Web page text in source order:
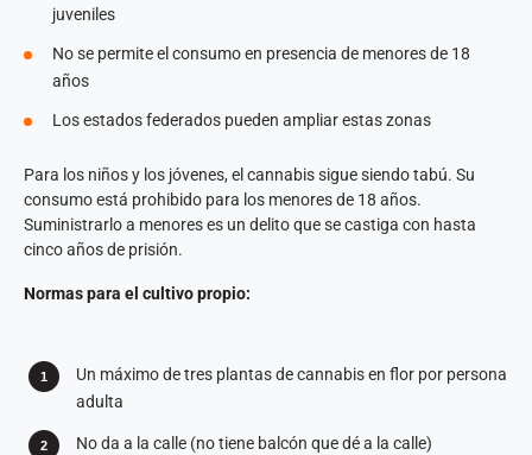
juveniles
No se permite el consumo en presencia de menores de 18
años
Los estados federados pueden ampliar estas zonas
Para los niños y los jóvenes, el cannabis sigue siendo tabú. Su
consumo está prohibido para los menores de 18 años.
Suministrarlo a menores es un delito que se castiga con hasta
cinco años de prisión.
Normas para el cultivo propio:
Un máximo de tres plantas de cannabis en flor por persona
adulta
No da a la calle (no tiene balcón que dé a la calle)